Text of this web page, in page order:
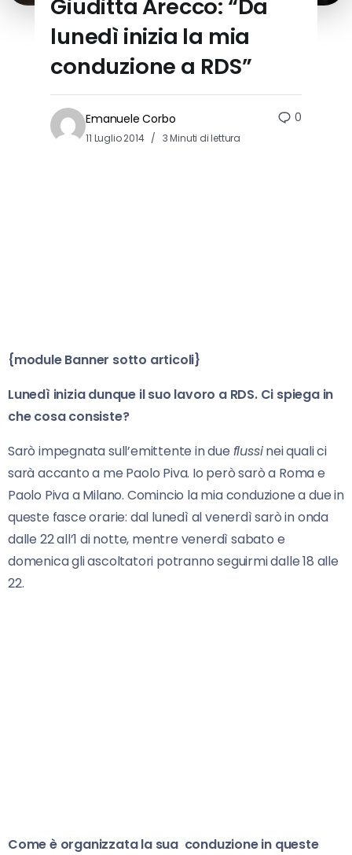
Giuditta Arecco: “Da
lunedì inizia la mia
conduzione a RDS”
Emanuele Corbo
11 Luglio 2014 3 Minuti di lettura
0
{module Banner sotto articoli}
Lunedì inizia dunque il suo lavoro a RDS. Ci spiega in
che cosa consiste?
Sarò impegnata sull’emittente in due flussinei quali ci
sarà accanto a me Paolo Piva. Io però sarò a Roma e
Paolo Piva a Milano. Comincio la mia conduzione a due in
queste fasce orarie: dal lunedì al venerdì sarò in onda
dalle 22 all’1 di notte, mentre venerdì sabato e
domenica gli ascoltatori potranno seguirmi dalle 18 alle
22.
Come è organizzata la sua conduzione in queste